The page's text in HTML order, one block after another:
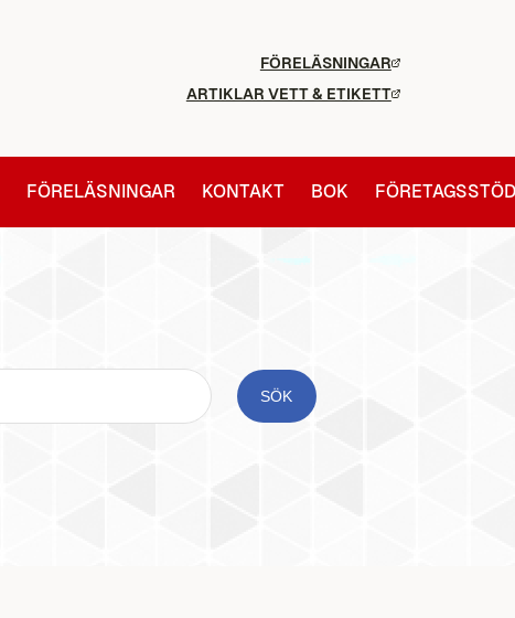
FÖRELÄSNINGAR
ARTIKLAR VETT & ETIKETT
FÖRELÄSNINGAR KONTAKT BOK FÖRETAGSSTÖD